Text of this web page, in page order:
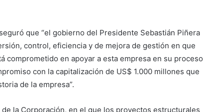
que “el gobierno del Presidente Sebastián Piñera
control, eficiencia y de mejora de gestión en que
comprometido en apoyar a esta empresa en su proceso
con la capitalización de US$ 1.000 millones que
de la empresa”.
la Corporación, en el que los proyectos estructurales